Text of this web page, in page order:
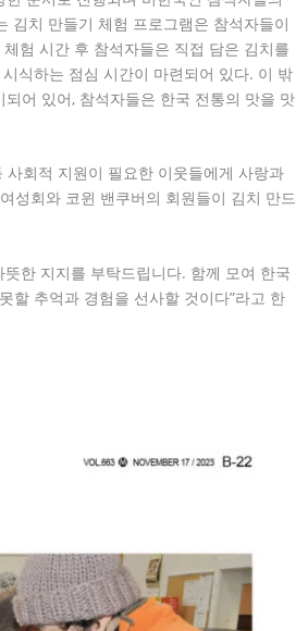
김치 만들기 체험 프로그램은 참석자들이
험 시간 후 참석자들은 직접 담은 김치를
식하는 점심 시간이 마련되어 있다. 이 밖
어 있어, 참석자들은 한국 전통의 맛을 맛
회적 지원이 필요한 이웃들에게 사랑과
성회와 코윈 밴쿠버의 회원들이 김치 만드
뜻한 지지를 부탁드립니다. 함께 모여 한국
할 추억과 경험을 선사할 것이다”라고 한